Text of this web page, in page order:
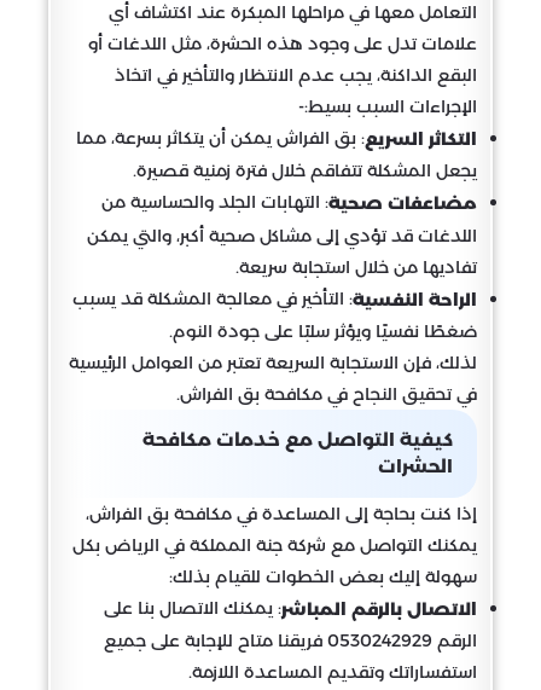
التعامل معها في مراحلها المبكرة عند اكتشاف أي
علامات تدل على وجود هذه الحشرة، مثل اللدغات أو
البقع الداكنة، يجب عدم الانتظار والتأخير في اتخاذ
الإجراءات السبب بسيط:-
التكاثر السريع: بق الفراش يمكن أن يتكاثر بسرعة، مما
يجعل المشكلة تتفاقم خلال فترة زمنية قصيرة.
مضاعفات صحية: التهابات الجلد والحساسية من
اللدغات قد تؤدي إلى مشاكل صحية أكبر، والتي يمكن
تفاديها من خلال استجابة سريعة.
الراحة النفسية: التأخير في معالجة المشكلة قد يسبب
ضغطًا نفسيًا ويؤثر سلبًا على جودة النوم.
لذلك، فإن الاستجابة السريعة تعتبر من العوامل الرئيسية
في تحقيق النجاح في مكافحة بق الفراش.
كيفية التواصل مع خدمات مكافحة
الحشرات
إذا كنت بحاجة إلى المساعدة في مكافحة بق الفراش،
يمكنك التواصل مع شركة جنة المملكة في الرياض بكل
سهولة إليك بعض الخطوات للقيام بذلك:
الاتصال بالرقم المباشر: يمكنك الاتصال بنا على
الرقم 0530242929 فريقنا متاح للإجابة على جميع
استفساراتك وتقديم المساعدة اللازمة.